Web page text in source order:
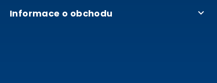
Informace o obchodu 